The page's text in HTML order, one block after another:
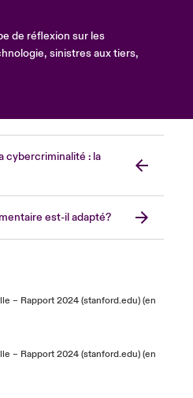
de réflexion sur les
sinistres aux tiers,
cybercriminalité : la
est-il adapté?
– Rapport 2024 (stanford.edu) (en
– Rapport 2024 (stanford.edu) (en